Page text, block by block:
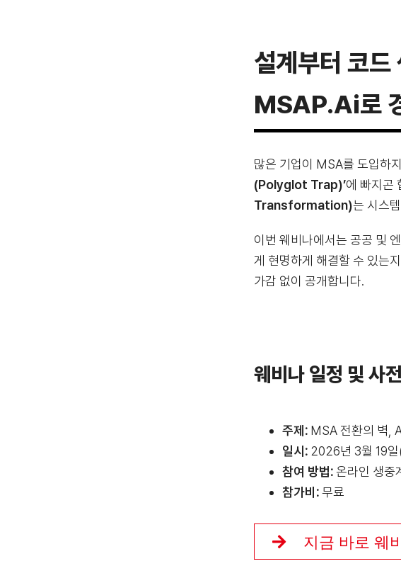
설계부터 코
MSAP.ai로
많은 기업이 MSA를 도입하
(Polyglot Trap)’에 빠지곤
Transformation)는 시스
이번 웨비나에서는 공공 및
게 현명하게 해결할 수 있는
가감 없이 공개합니다.
웨비나 일정 및 사
주제 :MSA 전환의 벽,
일시 :2026년 3월 19
참여 방법:온라인 생중
참가비 :무료
지금 바로 웨